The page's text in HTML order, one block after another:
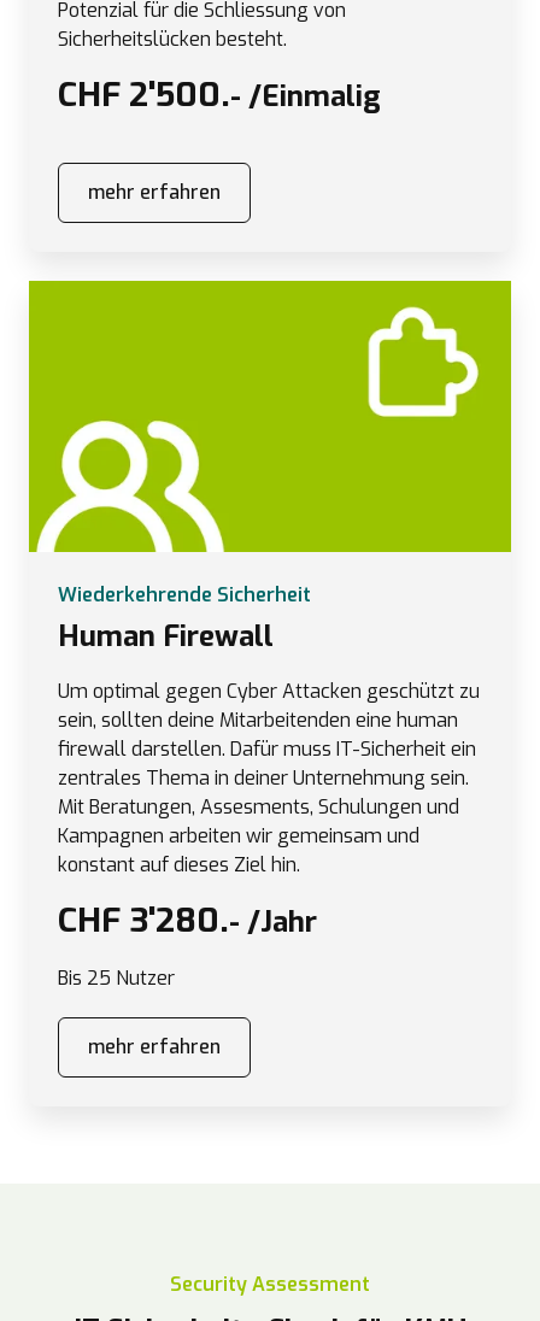
Potenzial für die Schliessung von
Sicherheitslücken besteht.
CHF 2'500.- /Einmalig
mehr erfahren
Wiederkehrende Sicherheit
Human Firewall
Um optimal gegen Cyber Attacken geschützt zu
sein, sollten deine Mitarbeitenden eine human
firewall darstellen. Dafür muss IT-Sicherheit ein
zentrales Thema in deiner Unternehmung sein.
Mit Beratungen, Assesments, Schulungen und
Kampagnen arbeiten wir gemeinsam und
konstant auf dieses Ziel hin.
CHF 3'280.- /Jahr
Bis 25 Nutzer
mehr erfahren
Security Assessment